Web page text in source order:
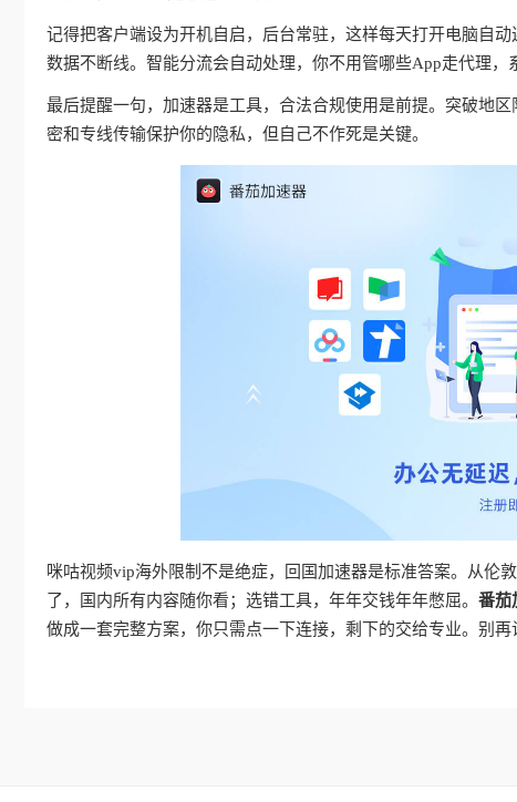
记得把客户端设为开机自启，后台常驻，这样每天打开电脑自
数据不断线。智能分流会自动处理，你不用管哪些App走代理，
最后提醒一句，加速器是工具，合法合规使用是前提。突破地区
密和专线传输保护你的隐私，但自己不作死是关键。
咪咕视频vip海外限制不是绝症，回国加速器是标准答案。从伦
了，国内所有内容随你看；选错工具，年年交钱年年憋屈。 番茄
做成一套完整方案，你只需点一下连接，剩下的交给专业。别